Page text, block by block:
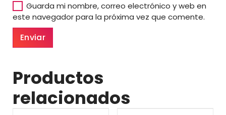
Guarda mi nombre, correo electrónico y web en
este navegador para la próxima vez que comente.
Productos
relacionados